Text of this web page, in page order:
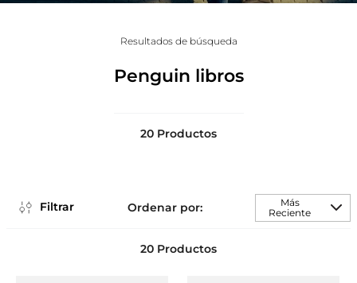
Resultados de búsqueda
Penguin libros
20 Productos
Filtrar
Más
Reciente
20 Productos